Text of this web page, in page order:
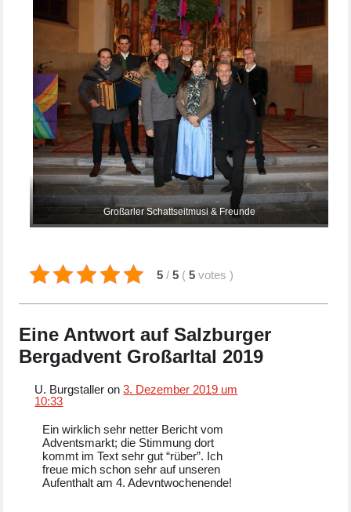
Großarler Schattseitmusi & Freunde
5 / 5 ( 5 votes)
Eine Antwort auf Salzburger
Bergadvent Großarltal 2019
U. Burgstaller on3. Dezember 2019 um
10:33
Ein wirklich sehr netter Bericht vom
Adventsmarkt; die Stimmung dort
kommt im Text sehr gut “rüber”. Ich
freue mich schon sehr auf unseren
Aufenthalt am 4. Adevntwochenende!